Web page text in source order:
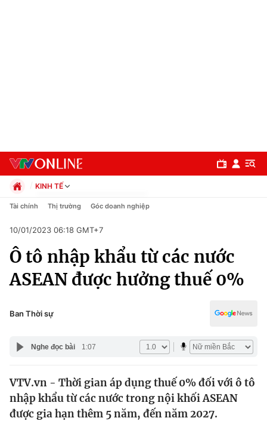
Chuyên mục
Chính trị
Pháp luật
Thế giới
KINH TẾ
Chính trị
Pháp luật
Kinh tế
Thể thao
Truyền hình
Y tế
Công nghệ
Tài chính Thị trường Góc doanh nghiệp
10/01/2023 06:18 GMT+7
Ô tô nhập khẩu từ các nước
ASEAN được hưởng thuế 0%
Ban Thời sự
Nghe đọc bài 1:07
VTV.vn - Thời gian áp dụng thuế 0% đối với ô tô
nhập khẩu từ các nước trong nội khối ASEAN
được gia hạn thêm 5 năm, đến năm 2027.